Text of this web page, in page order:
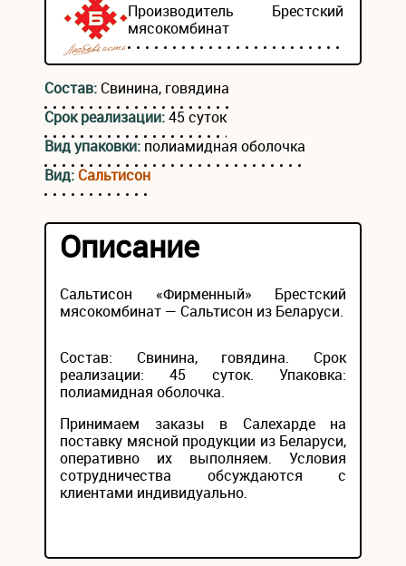
Производитель Брестский
мясокомбинат
Состав: Свинина, говядина
Срок реализации:45 суток
Вид упаковки: полиамидная оболочка
Вид: Сальтисон
Описание
Сальтисон «Фирменный» Брестский
мясокомбинат — Сальтисон из Беларуси.
Состав: Свинина, говядина. Срок
реализации: 45 суток. Упаковка:
полиамидная оболочка.
Принимаем заказы в Салехарде на
поставку мясной продукции из Беларуси,
оперативно их выполняем. Условия
сотрудничества обсуждаются с
клиентами индивидуально.